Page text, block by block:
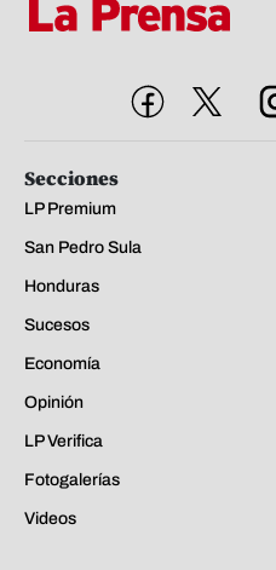
Secciones
LP Premium
San Pedro Sula
Honduras
Sucesos
Economía
Opinión
LP Verifica
Fotogalerías
Videos